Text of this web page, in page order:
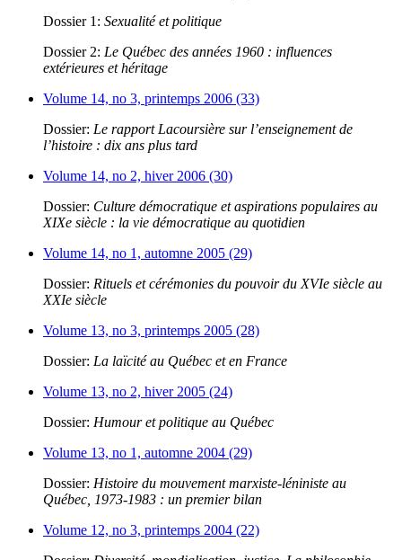
Dossier 1: Sexualité et politique
Dossier 2: Le Québec des années 1960 : influences
extérieures et héritage
Volume 14, no 3, printemps 2006 (33)
Dossier: Le rapport Lacoursière sur l’enseignement de
l’histoire : dix ans plus tard
Volume 14, no 2, hiver 2006 (30)
Dossier: Culture démocratique et aspirations populaires au
XIXe siècle : la vie démocratique au quotidien
Volume 14, no 1, automne 2005 (29)
Dossier: Rituels et cérémonies du pouvoir du XVIe siècle au
XXIe siècle
Volume 13, no 3, printemps 2005 (28)
Dossier: La laïcité au Québec et en France
Volume 13, no 2, hiver 2005 (24)
Dossier: Humour et politique au Québec
Volume 13, no 1, automne 2004 (29)
Dossier: Histoire du mouvement marxiste-léniniste au
Québec, 1973-1983 : un premier bilan
Volume 12, no 3, printemps 2004 (22)